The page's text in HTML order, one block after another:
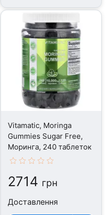
Vitamatic, Moringa
Gummies Sugar Free,
Моринга, 240 таблеток
2714 грн
Доставлення